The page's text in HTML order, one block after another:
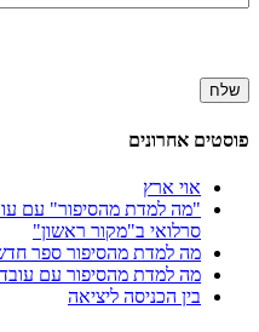
פוסטים אחרונים
אוי ארץ
סרלואי ב"מקור ראשון"
מה למדת מהסיפור ספר
מה למדת מהסיפור עם עובד 2017
בין הכניסה ליציאה